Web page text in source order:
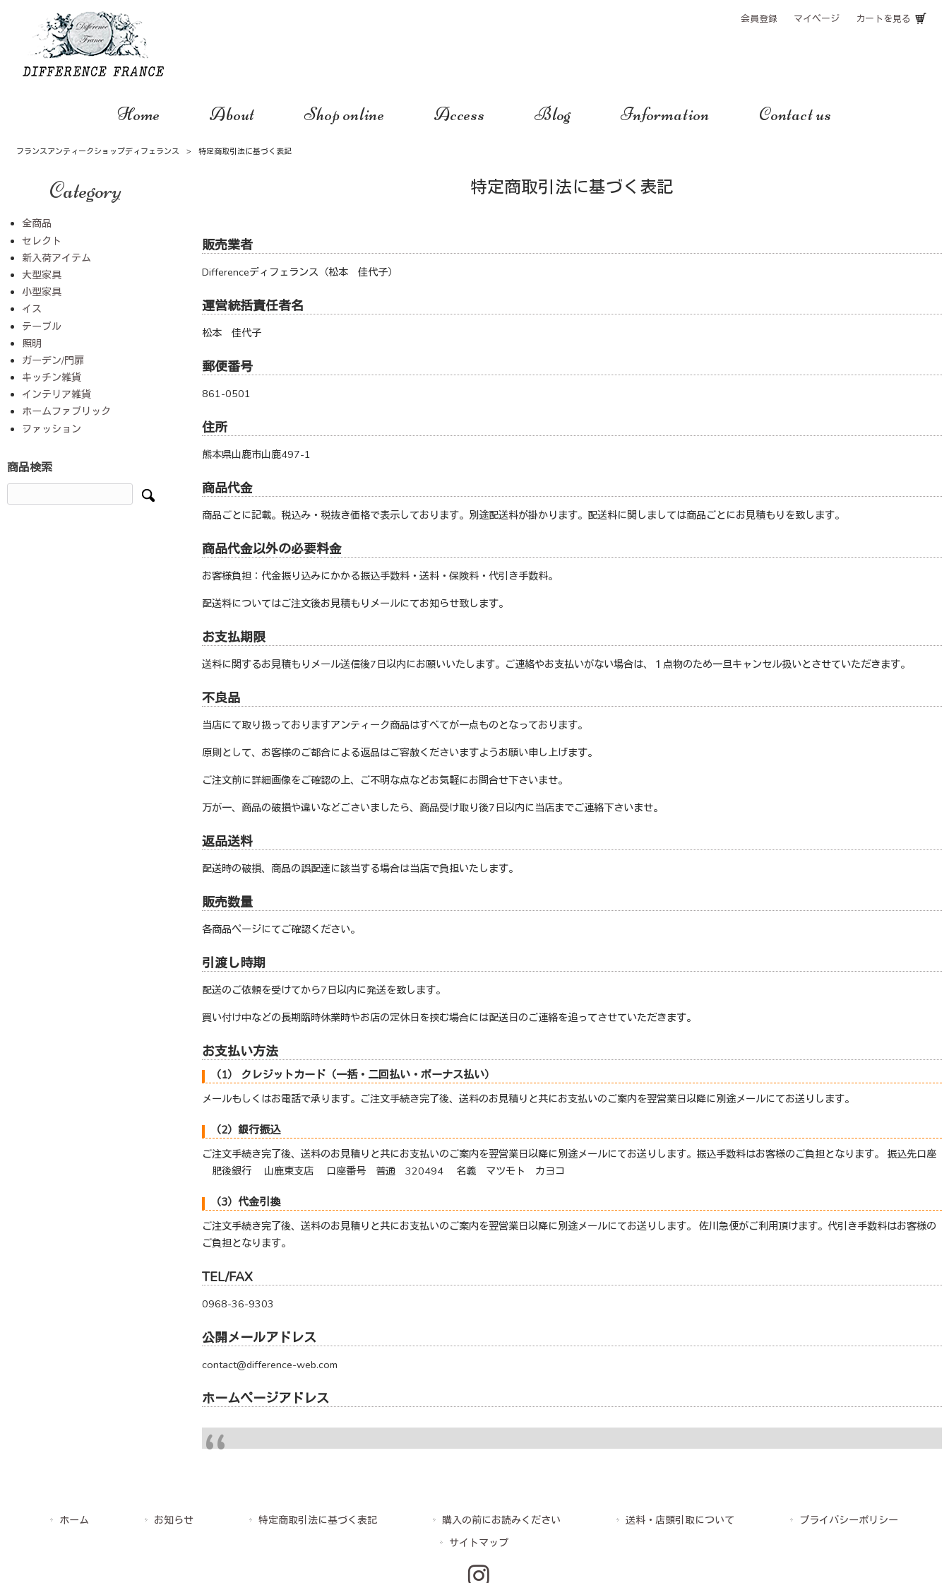
会員登録 マイページ カートを見る
Home About Shop online Access Blog Information Contact us
フランスアンティークショップディフェランス > 特定商取引法に基づく表記
特定商取引法に基づく表記
販売業者
Differenceディフェランス（松本 佳代子）
運営統括責任者名
松本 佳代子
郵便番号
861-0501
住所
熊本県山鹿市山鹿497-1
商品代金
商品ごとに記載。税込み・税抜き価格で表示しております。別途配送料が掛かります。配送料に関しましては商品ごとにお見積もりを致します。
商品代金以外の必要料金
お客様負担：代金振り込みにかかる振込手数料・送料・保険料・代引き手数料。
配送料についてはご注文後お見積もりメールにてお知らせ致します。
お支払期限
送料に関するお見積もりメール送信後7日以内にお願いいたします。ご連絡やお支払いがない場合は、１点物のため一旦キャンセル扱いとさせていただきます。
不良品
当店にて取り扱っておりますアンティーク商品はすべてが一点ものとなっております。
原則として、お客様のご都合による返品はご容赦くださいますようお願い申し上げます。
ご注文前に詳細画像をご確認の上、ご不明な点などお気軽にお問合せ下さいませ。
万が一、商品の破損や違いなどごさいましたら、商品受け取り後7日以内に当店までご連絡下さいませ。
返品送料
配送時の破損、商品の誤配達に該当する場合は当店で負担いたします。
販売数量
各商品ページにてご確認ください。
引渡し時期
配送のご依頼を受けてから7日以内に発送を致します。
買い付け中などの長期臨時休業時やお店の定休日を挟む場合には配送日のご連絡を追ってさせていただきます。
お支払い方法
（1） クレジットカード（一括・二回払い・ボーナス払い）
メールもしくはお電話で承ります。ご注文手続き完了後、送料のお見積りと共にお支払いのご案内を翌営業日以降に別途メールにてお送りします。
（2）銀行振込
ご注文手続き完了後、送料のお見積りと共にお支払いのご案内を翌営業日以降に別途メールにてお送りします。振込手数料はお客様のご負担となります。 振込先口座
肥後銀行 山鹿東支店 口座番号 普通 320494 名義 マツモト カヨコ
（3）代金引換
ご注文手続き完了後、送料のお見積りと共にお支払いのご案内を翌営業日以降に別途メールにてお送りします。 佐川急便がご利用頂けます。代引き手数料はお客様の
ご負担となります。
TEL/FAX
0968-36-9303
公開メールアドレス
contact@difference-web.com
ホームページアドレス
Category
全商品
セレクト
新入荷アイテム
大型家具
小型家具
イス
テーブル
照明
ガーデン/門扉
キッチン雑貨
インテリア雑貨
ホームファブリック
ファッション
商品検索
ホーム お知らせ 特定商取引法に基づく表記 購入の前にお読みください 送料・店頭引取について
プライバシーポリシー
サイトマップ